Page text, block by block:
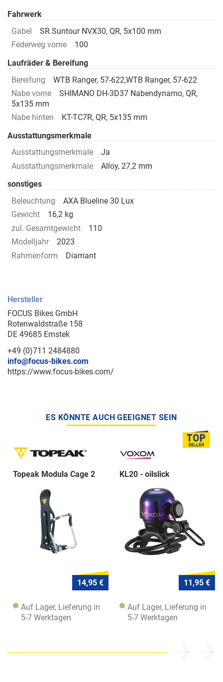
Fahrwerk
Gabel
SR Suntour NVX30, QR, 5x100 mm
Federweg vorne
100
Laufräder & Bereifung
Bereifung
WTB Ranger, 57-622,WTB Ranger, 57-622
Nabe vorne
SHIMANO DH-3D37 Nabendynamo, QR,
5x135 mm
Nabe hinten
KT-TC7R, QR, 5x135 mm
Ausstattungsmerkmale
Ausstattungsmerkmale
Ja
Ausstattungsmerkmale
Alloy, 27,2 mm
sonstiges
Beleuchtung
AXA Blueline 30 Lux
Gewicht
16,2 kg
zul. Gesamtgewicht
110
Modelljahr
2023
Rahmenform
Diamant
Hersteller
FOCUS Bikes GmbH
Rotenwaldstraße 158
DE 49685 Emstek
+49 (0)711 2484880
info@focus-bikes.com
https://www.focus-bikes.com/
ES KÖNNTE AUCH GEEIGNET SEIN
Topeak Modula Cage 2
14,95 €
Auf Lager, Lieferung in
5-7 Werktagen
KL20 - oilslick
11,95 €
Auf Lager, Lieferung in
5-7 Werktagen